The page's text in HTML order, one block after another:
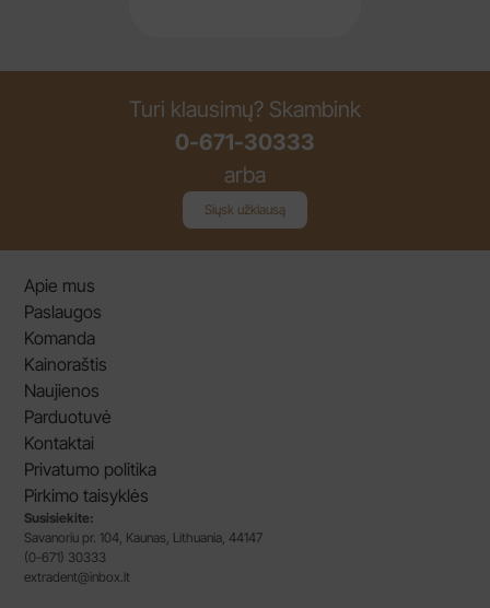
Turi klausimų? Skambink
0-671-30333
arba
Siųsk užklausą
Apie mus
Paslaugos
Komanda
Kainoraštis
Naujienos
Parduotuvė
Kontaktai
Privatumo politika
Pirkimo taisyklės
Susisiekite:
Savanoriu pr. 104, Kaunas, Lithuania, 44147
(0-671) 30333
extradent@inbox.lt